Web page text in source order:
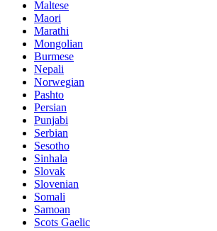
Maltese
Maori
Marathi
Mongolian
Burmese
Nepali
Norwegian
Pashto
Persian
Punjabi
Serbian
Sesotho
Sinhala
Slovak
Slovenian
Somali
Samoan
Scots Gaelic